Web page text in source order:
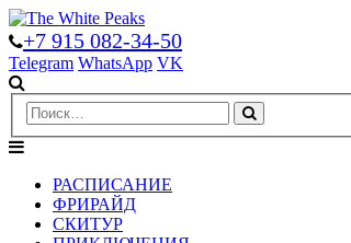
+7 915 082-34-50
Telegram WhatsApp VK
РАСПИСАНИЕ
ФРИРАЙД
СКИТУР